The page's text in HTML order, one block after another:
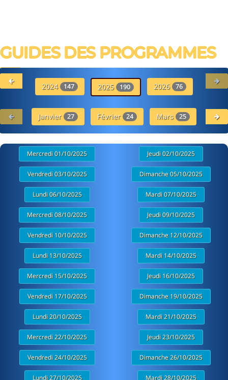
GUIDES DES PROGRAMMES
2024 147 2025 190 2026 76
Janvier 27 Février 24 Mars 25
Mercredi 01/10/2025 Jeudi 02/10/2025
Vendredi 03/10/2025 Dimanche 05/10/2025
Lundi 06/10/2025 Mardi 07/10/2025
Mercredi 08/10/2025 Jeudi 09/10/2025
Vendredi 10/10/2025 Dimanche 12/10/2025
Lundi 13/10/2025 Mardi 14/10/2025
Mercredi 15/10/2025 Jeudi 16/10/2025
Vendredi 17/10/2025 Dimanche 19/10/2025
Lundi 20/10/2025 Mardi 21/10/2025
Mercredi 22/10/2025 Jeudi 23/10/2025
Vendredi 24/10/2025 Dimanche 26/10/2025
Lundi 27/10/2025 Mardi 28/10/2025